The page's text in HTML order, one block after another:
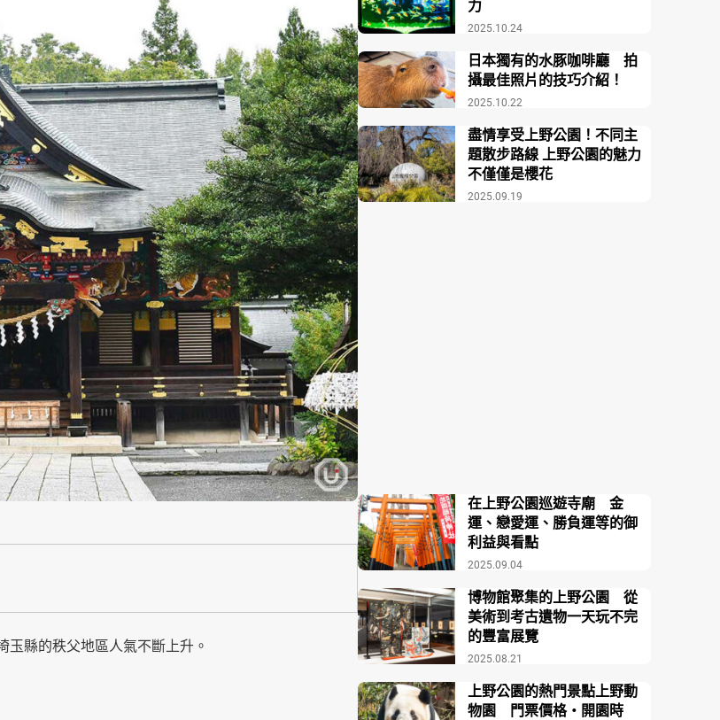
縣的秩父地區人氣不斷上升。
2025.10.24
力
2025.10.22
日本獨有的水豚咖啡廳 拍
攝最佳照片的技巧介紹！
2025.09.19
盡情享受上野公園！不同主
題散步路線 上野公園的魅力
不僅僅是櫻花
2025.09.04
在上野公園巡遊寺廟 金
運、戀愛運、勝負運等的御
利益與看點
2025.08.21
博物館聚集的上野公園 從
美術到考古遺物一天玩不完
的豐富展覽
上野公園的熱門景點上野動
物園 門票價格・開園時